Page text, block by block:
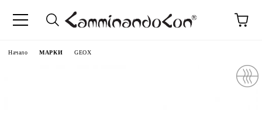
Начало МАРКИ GEOX